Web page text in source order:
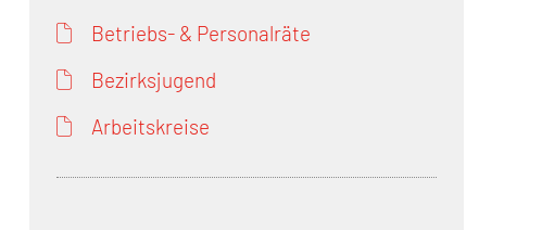
Betriebs- & Personalräte
Bezirksjugend
Arbeitskreise